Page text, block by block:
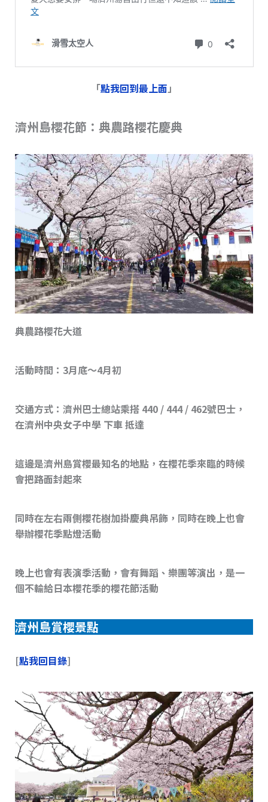
「點我回到最上面」
濟州島櫻花節：典農路櫻花慶典
典農路櫻花大道
活動時間：3月底～4月初
交通方式：濟州巴士總站乘搭 440 / 444 / 462號巴士，
在濟州中央女子中學 下車 抵達
這邊是濟州島賞櫻最知名的地點，在櫻花季來臨的時候
會把路面封起來
同時在左右兩側櫻花樹加掛慶典吊飾，同時在晚上也會
舉辦櫻花季點燈活動
晚上也會有表演季活動，會有舞蹈、樂團等演出，是一
個不輸給日本櫻花季的櫻花節活動
濟州島賞櫻景點
[點我回目錄]